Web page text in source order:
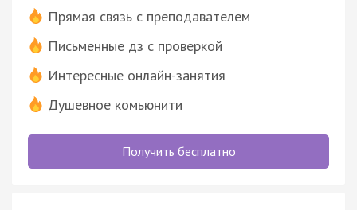
Прямая связь с преподавателем
Письменные дз с проверкой
Интересные онлайн-занятия
Душевное комьюнити
Получить бесплатно